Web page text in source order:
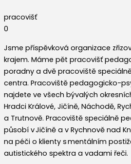
pracovišť
0
Jsme příspěvková organizace
krajem. Máme pět pracovišť
poradny a dvě pracoviště
centra. Pracoviště pedagogicko-
najdete ve všech bývalých
Hradci Králové, Jičíně, Náchodě,
a Trutnově. Pracoviště speciálně
působí v Jičíně a v Rychnově nad
na péči o klienty s mentálním
autistického spektra a vadami řeči.